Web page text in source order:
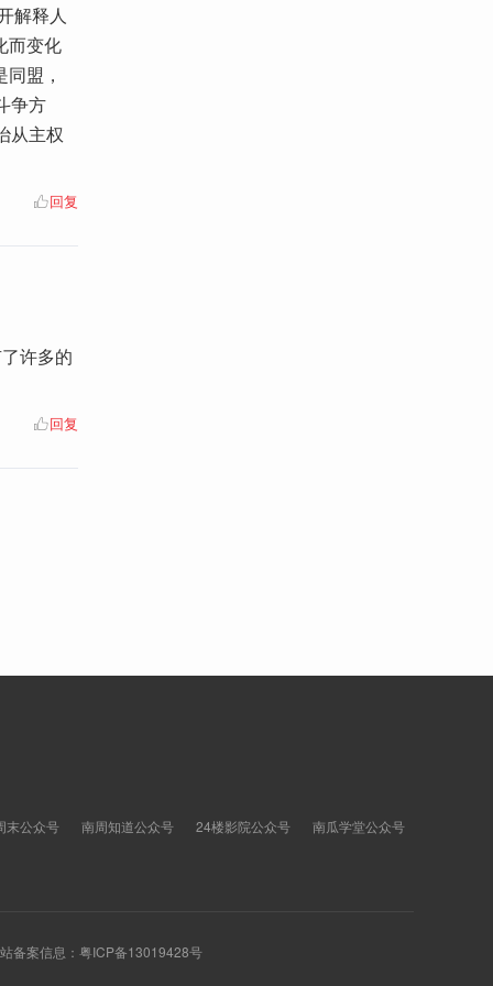
解释人
而变化
盟，
争方
从主权
回复
许多的
回复
末公众号 南周知道公众号 24楼影院公众号 南瓜学堂公众号
备案信息： 粤ICP备13019428号